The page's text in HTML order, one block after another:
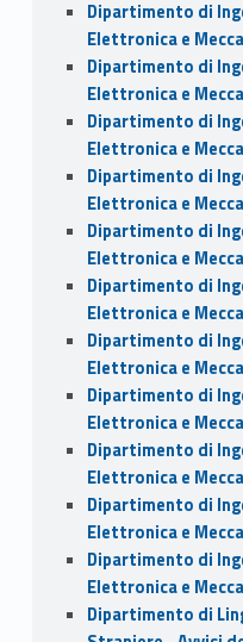
Dipartimento di
Elettronica e
Dipartimento di
Elettronica e
Dipartimento di
Elettronica e
Dipartimento di
Elettronica e
Dipartimento di
Elettronica e
Dipartimento di
Elettronica e
Dipartimento di
Elettronica e
Dipartimento di
Elettronica e
Dipartimento di
Elettronica e
Dipartimento di
Elettronica e
Dipartimento di
Elettronica e
Dipartimento di